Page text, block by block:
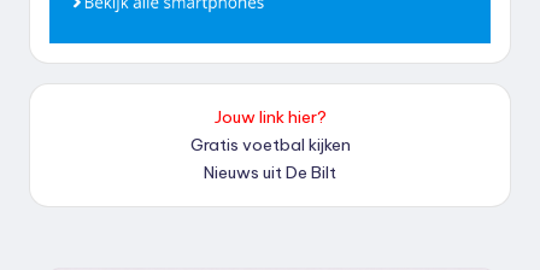
Jouw link hier?
Gratis voetbal kijken
Nieuws uit De Bilt